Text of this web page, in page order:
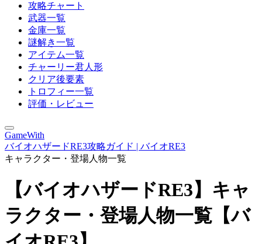
攻略チャート
武器一覧
金庫一覧
謎解き一覧
アイテム一覧
チャーリー君人形
クリア後要素
トロフィー一覧
評価・レビュー
GameWith
バイオハザードRE3攻略ガイド | バイオRE3
キャラクター・登場人物一覧
【バイオハザードRE3】キャ
ラクター・登場人物一覧【バ